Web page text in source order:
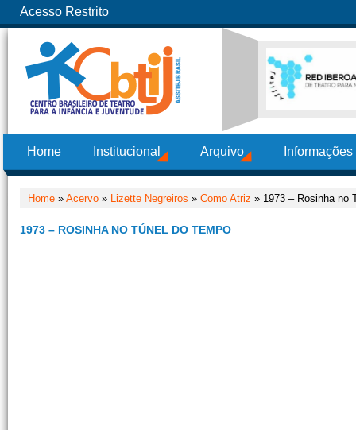
Acesso Restrito
Home Institucional Arquivo
Home » Acervo » Lizette Negreiros » Como Atriz » 1973 – Rosinha no
1973 – ROSINHA NO TÚNEL DO TEMPO